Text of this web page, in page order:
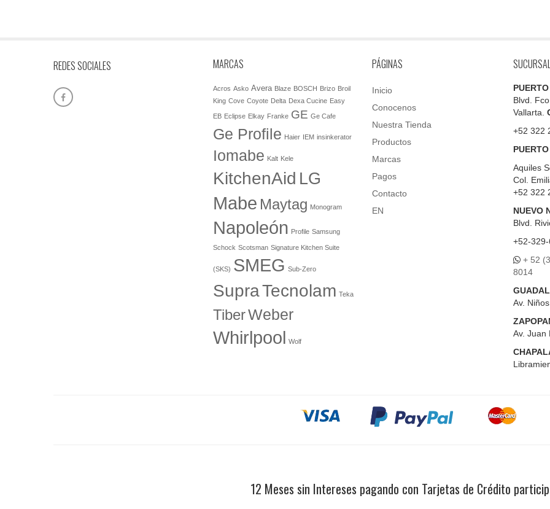
REDES SOCIALES MARCAS
Acros Asko Avera Blaze BOSCH Brizo Broil
King Cove Coyote Delta Dexa Cucine Easy
EB Eclipse Elkay Franke GE Ge Cafe
Ge Profile Haier IEM insinkerator
Iomabe Kalt Kele
KitchenAid LG
Mabe Maytag Monogram
Napoleón Profile Samsung
Schock Scotsman Signature Kitchen Suite
(SKS) SMEG Sub-Zero
SupraTecnolam Teka
TiberWeber
Whirlpool Wolf
PÁGINAS
Inicio
Conocenos
Nuestra Tienda
Productos
Marcas
Pagos
Contacto
EN
Blvd.
Vallarta.
+52 322
Aquiles
Col.
+52 322
NUEVO
Blvd.
+52-
+ 52
8014
Av.
Av. Juan
12 Meses sin Intereses pagando con Tarjetas de Crédito